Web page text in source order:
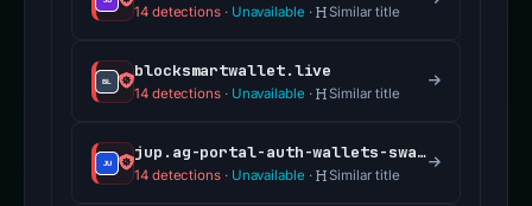
14 detections· Unavailable · Similar title
blocksmartwallet.live
14 detections· Unavailable · Similar title
jup.ag-portal-auth-wallets-swap.cloud
14 detections· Unavailable · Similar title